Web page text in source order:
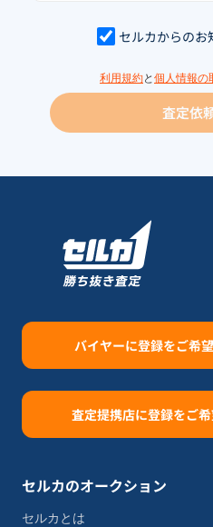
セルカからのお
利用規約と 個人情報の
査定依
バイヤーに登録をご希
査定提携店に登録をご
セルカのオークション
セルカとは